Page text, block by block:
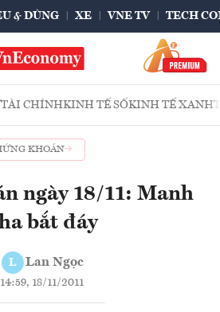
& DÙNG XE VNE TV TECH
TÀI CHÍNHKINH TẾ SỐKINH TẾ XANH
KHOÁN
ngày 18/11: Manh
bắt đáy
L Lan Ngọc
14:59, 18/11/2011